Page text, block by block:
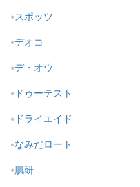
スポッツ
デオコ
デ・オウ
ドゥーテスト
ドライエイド
なみだロート
肌研